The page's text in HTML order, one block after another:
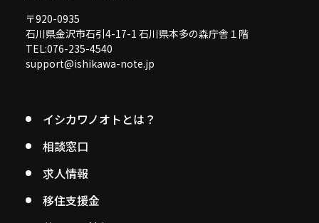
〒920-0935
石川県金沢市石引4-17-1 石川県本多の森庁舎１階
TEL:076-235-4540
support@ishikawa-note.jp
イシカワノオトとは？
相談窓口
求人情報
移住支援金